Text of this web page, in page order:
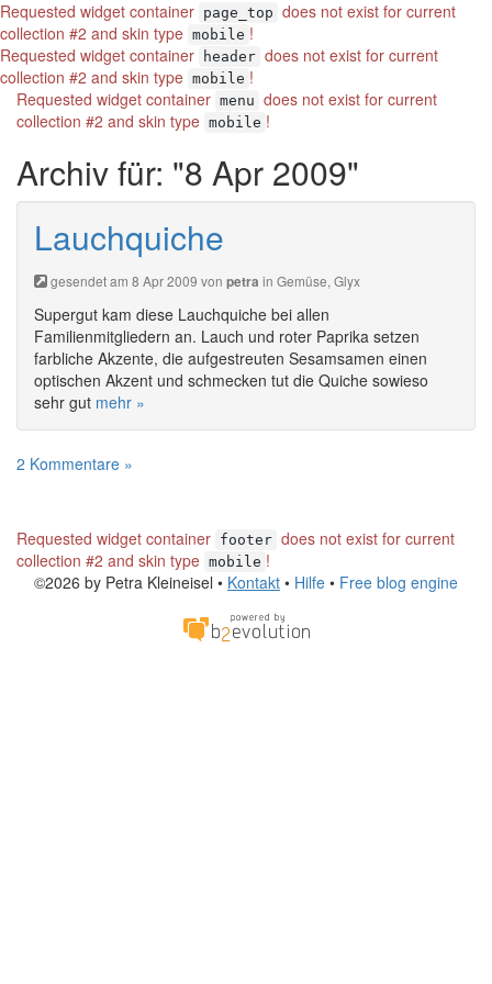
Requested widget container page_top does not exist for current
collection #2 and skin type mobile !
Requested widget container
header does not exist for current
collection #2 and skin type mobile !
Requested widget container menu does not exist for current
collection #2 and skin type mobile !
Archiv für: "8 Apr 2009"
Lauchquiche
gesendet am 8 Apr 2009 von petra in Gemüse, Glyx
Supergut kam diese Lauchquiche bei allen
Familienmitgliedern an. Lauch und roter Paprika setzen
farbliche Akzente, die aufgestreuten Sesamsamen einen
optischen Akzent und schmecken tut die Quiche sowieso
sehr gut mehr »
2 Kommentare »
Requested widget container footer does not exist for current
collection #2 and skin type mobile !
©2026 by Petra Kleineisel • Kontakt • Hilfe • Free blog engine